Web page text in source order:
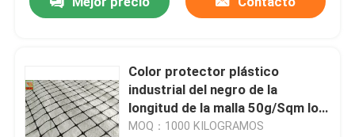
Color protector plástico
industrial del negro de la
longitud de la malla 50g/Sqm los
500m de la ayuda de la red
MOQ：1000 KILOGRAMOS